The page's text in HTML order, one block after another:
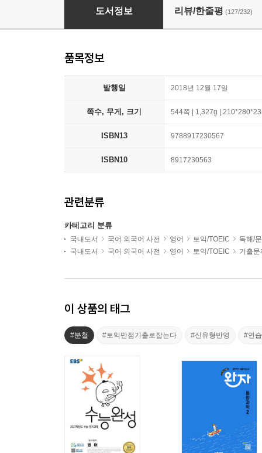
ETS 토익 정기시험 기출문제집 1000 Vol.1
도서정보 리뷰/한줄평 (127/232)
품목정보
발행일 2018년 12월 17일
쪽수, 무게, 크기 544쪽 | 1,327g |
ISBN13 9788917230567
ISBN10 8917230563
관련분류
카테고리 분류
국내도서 국어 외국어 사전 영어 토익/TOEIC
독해/
국내도서
국어 외국어 사전 영어 토익/TOEIC 기출
이 상품의 태그
#분철 #토익만점기출로잡는다 #신유형반영 #연